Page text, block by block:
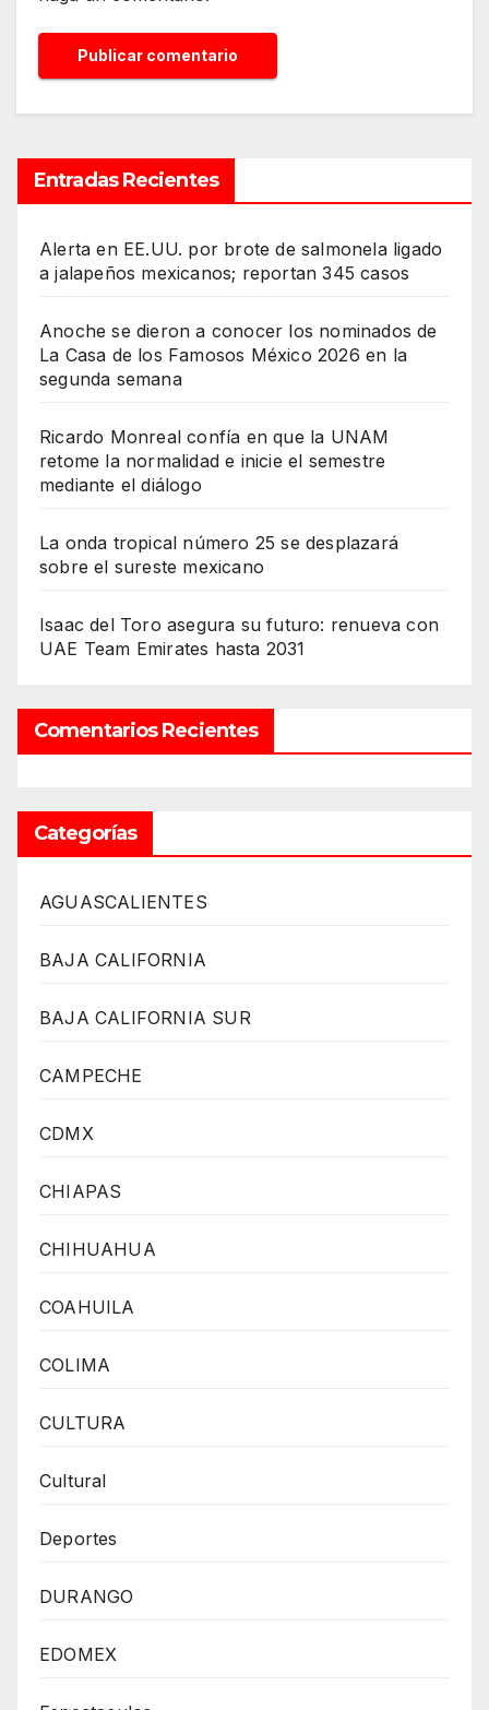
Entradas Recientes
Alerta en EE.UU. por brote de salmonela ligado
a jalapeños mexicanos; reportan 345 casos
Anoche se dieron a conocer los nominados de
La Casa de los Famosos México 2026 en la
segunda semana
Ricardo Monreal confía en que la UNAM
retome la normalidad e inicie el semestre
mediante el diálogo
La onda tropical número 25 se desplazará
sobre el sureste mexicano
Isaac del Toro asegura su futuro: renueva con
UAE Team Emirates hasta 2031
Comentarios Recientes
Categorías
AGUASCALIENTES
BAJA CALIFORNIA
BAJA CALIFORNIA SUR
CAMPECHE
CDMX
CHIAPAS
CHIHUAHUA
COAHUILA
COLIMA
CULTURA
Cultural
Deportes
DURANGO
EDOMEX